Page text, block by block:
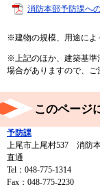
消防本部予防課へ
※建物の規模、用途によ
※上記のほか、建築基準
場合がありますので、ご
このページ
予防課
上尾市上尾村537 消防
直通
Tel：048-775-1314
Fax：048-775-2230